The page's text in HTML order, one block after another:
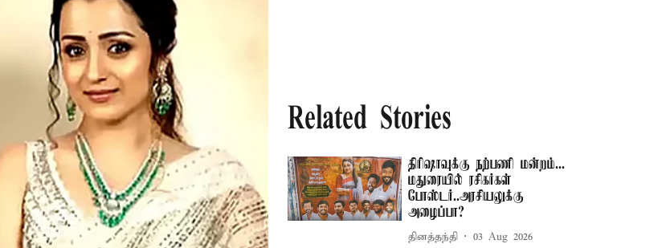
Related Stories
திரிஷாவுக்கு நற்பணி மன்றம்...
மதுரையில் ரசிகர்கள்
போஸ்டர்..அரசியலுக்கு
அழைப்பா?
தினத்தந்தி 03 Aug 2026